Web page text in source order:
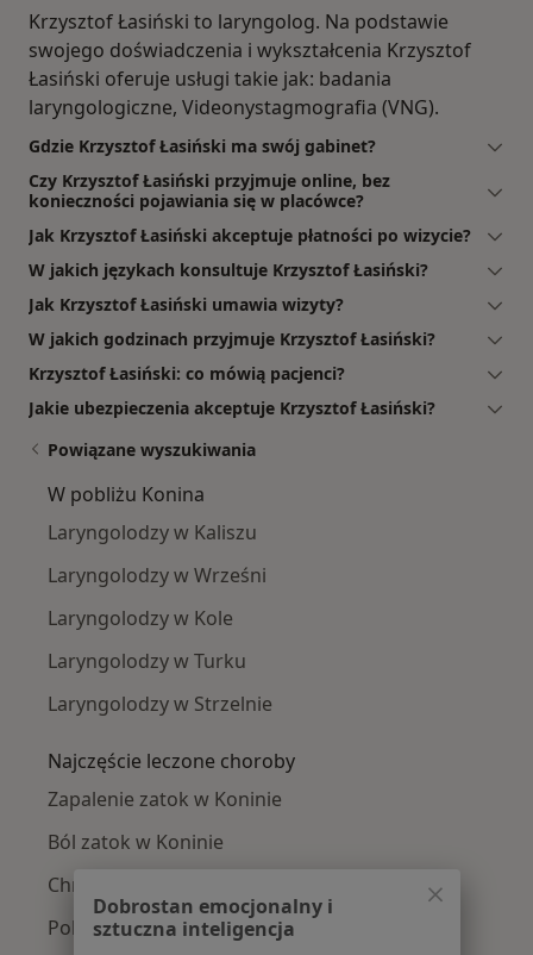
Krzysztof Łasiński to laryngolog. Na podstawie
swojego doświadczenia i wykształcenia Krzysztof
Łasiński oferuje usługi takie jak: badania
laryngologiczne, Videonystagmografia (VNG).
Gdzie Krzysztof Łasiński ma swój gabinet?
Czy Krzysztof Łasiński przyjmuje online, bez
konieczności pojawiania się w placówce?
Jak Krzysztof Łasiński akceptuje płatności po wizycie?
W jakich językach konsultuje Krzysztof Łasiński?
Jak Krzysztof Łasiński umawia wizyty?
W jakich godzinach przyjmuje Krzysztof Łasiński?
Krzysztof Łasiński: co mówią pacjenci?
Jakie ubezpieczenia akceptuje Krzysztof Łasiński?
Powiązane wyszukiwania
W pobliżu Konina
Laryngolodzy w Kaliszu
Laryngolodzy w Wrześni
Laryngolodzy w Kole
Laryngolodzy w Turku
Laryngolodzy w Strzelnie
Najczęście leczone choroby
Zapalenie zatok w Koninie
Ból zatok w Koninie
Chrapanie w Koninie
Polipy nosa w Koninie
Dobrostan emocjonalny i
sztuczna inteligencja